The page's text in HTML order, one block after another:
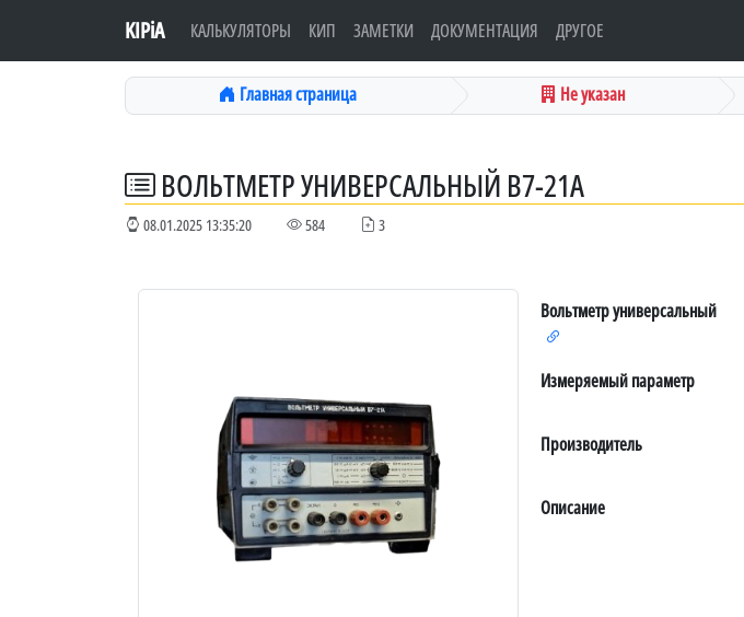
KIPiA КАЛЬКУЛЯТОРЫ КИП ЗАМЕТКИ ДОКУМЕНТАЦИЯ ДРУГОЕ
Главная страница Не указан
ВОЛЬТМЕТР УНИВЕРСАЛЬНЫЙ В7-21А
08.01.2025 13:35:20 584 3
Вольтметр универсальный
Измеряемый параметр
Производитель
Описание